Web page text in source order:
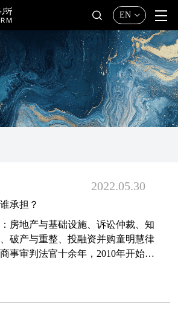
EN
30
2022.05
承担？
房地产与基础设施、诉讼仲裁、知
破产与重整、投融资并购童明慧律
事审判法官十余年，2010年开始从